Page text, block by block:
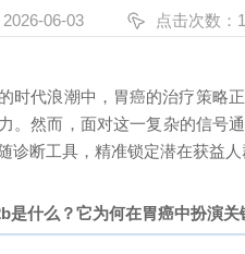
06-03 点击次数：
时代浪潮中，胃癌的治疗策略
。然而，面对这一复杂的信号
诊断工具，精准锁定潜在获益人
是什么？它为何在胃癌中扮演关